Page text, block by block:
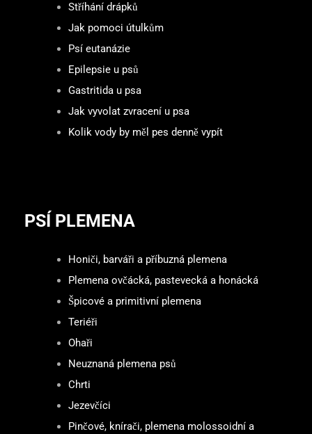
Stříhání drápků
Jak pomoci útulkům
Psí eutanázie
Epilepsie u psů
Gastritida u psa
Jak vyvolat zvracení u psa
Kolik vody by měl pes denně vypít
PSÍ PLEMENA
Honiči, barváři a příbuzná plemena
Plemena ovčácká, pastevecká a honácká
Špicové a primitivní plemena
Teriéři
Ohaři
Neuznaná plemena psů
Chrti
Jezevčíci
Pinčové, knírači, plemena molossoidní a